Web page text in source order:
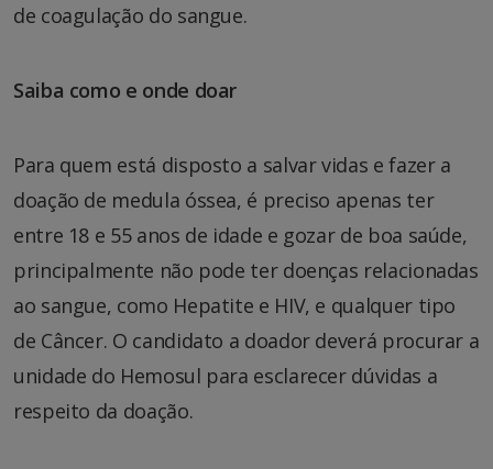
de coagulação do sangue.
Saiba como e onde doar
Para quem está disposto a salvar vidas e fazer a
doação de medula óssea, é preciso apenas ter
entre 18 e 55 anos de idade e gozar de boa saúde,
principalmente não pode ter doenças relacionadas
ao sangue, como Hepatite e HIV, e qualquer tipo
de Câncer. O candidato a doador deverá procurar a
unidade do Hemosul para esclarecer dúvidas a
respeito da doação.